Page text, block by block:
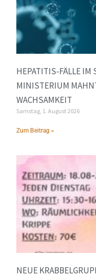
HEPATITIS-FÄLLE IM
MINISTERIUM
WACHSAMKEIT
Samstag, 1. August 2026
Zum Beitrag »
NEUE